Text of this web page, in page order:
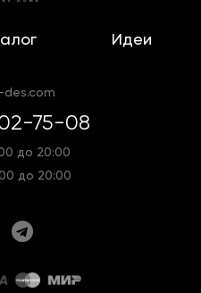
Идеи
des.com
75-08
до 20:00
до 20:00